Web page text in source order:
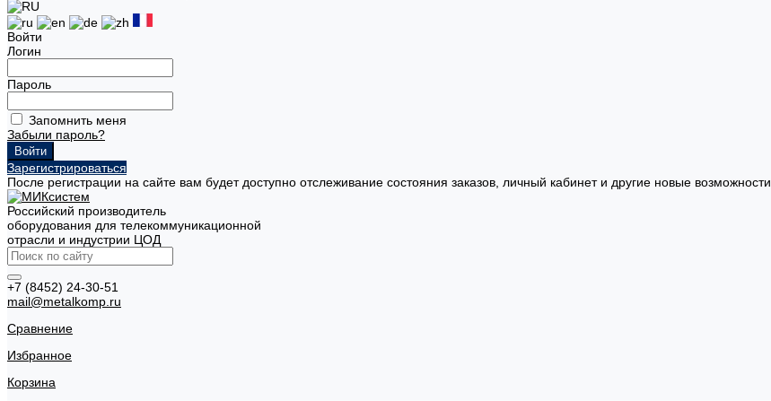
Войти
Логин
Пароль
Запомнить меня
Забыли пароль?
Зарегистрироваться
После регистрации на сайте вам будет доступно отслеживание состояния заказов, личный кабинет и другие новые возможности
Российский производитель
оборудования для телекоммуникационной
отрасли и индустрии ЦОД
+7 (8452) 24-30-51
mail@metalkomp.ru
Сравнение
Избранное
Корзина